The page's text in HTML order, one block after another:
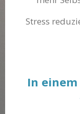
Stress
In